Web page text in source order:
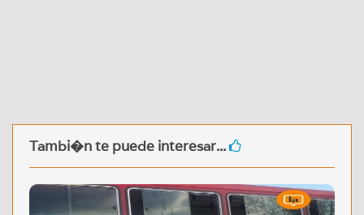
Tambi�n te puede interesar...